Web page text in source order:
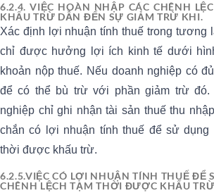
6.2.4. VIỆC HOÀN NHẬP CÁC CHÊNH
KHẤU TRỪ DẪN ĐẾN SỰ GIẢM TRỪ KHI.
Xác định lợi nhuận tính thuế trong tương
chỉ được hưởng lợi ích kinh tế dưới
khoản nộp thuế. Nếu doanh nghiệp có
để có thể bù trừ với phần giảm trừ đó.
nghiệp chỉ ghi nhận tài sản thuế thu
chắn có lợi nhuận tính thuế để sử dụng
thời được khấu trừ.
6.2.5.VIỆC CÓ LỢI NHUẬN TÍNH THUẾ ĐỂ
CHÊNH LỆCH TẠM THỜI ĐƯỢC KHẤU